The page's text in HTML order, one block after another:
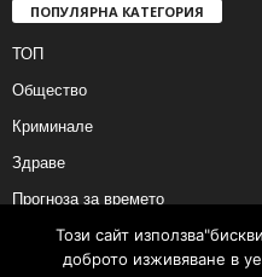
ПОПУЛЯРНА КАТЕГОРИЯ
ТОП
Общество
Криминале
Здраве
Прогноза за времето
Политика
Култура
Този сайт
доброто изживяване в